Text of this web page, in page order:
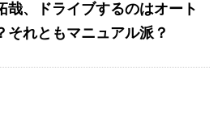
哉、ドライブするのはオート
それともマニュアル派？